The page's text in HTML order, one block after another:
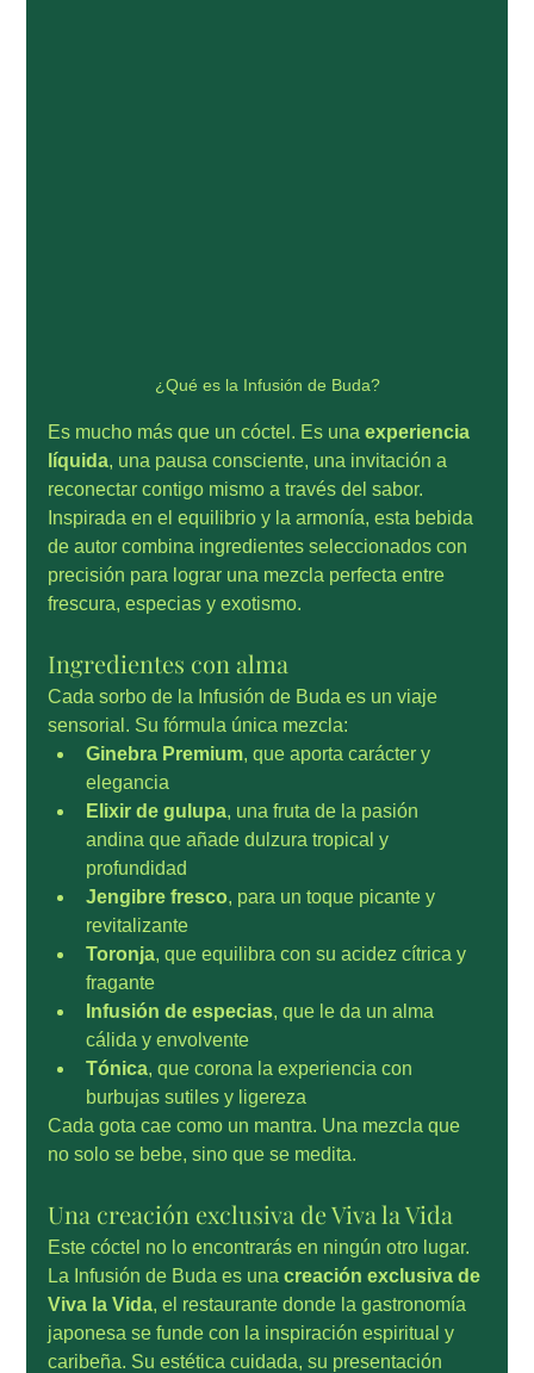
¿Qué es la Infusión de Buda?
Es mucho más que un cóctel. Es una experiencia
líquida, una pausa consciente, una invitación a
reconectar contigo mismo a través del sabor.
Inspirada en el equilibrio y la armonía, esta bebida
de autor combina ingredientes seleccionados con
precisión para lograr una mezcla perfecta entre
frescura, especias y exotismo.
Ingredientes con alma
Cada sorbo de la Infusión de Buda es un viaje
sensorial. Su fórmula única mezcla:
Ginebra Premium, que aporta carácter y
elegancia
Elixir de gulupa, una fruta de la pasión
andina que añade dulzura tropical y
profundidad
Jengibre fresco, para un toque picante y
revitalizante
Toronja, que equilibra con su acidez cítrica y
fragante
Infusión de especias, que le da un alma
cálida y envolvente
Tónica, que corona la experiencia con
burbujas sutiles y ligereza
Cada gota cae como un mantra. Una mezcla que
no solo se bebe, sino que se medita.
Una creación exclusiva de Viva la Vida
Este cóctel no lo encontrarás en ningún otro lugar.
La Infusión de Buda es una creación exclusiva de
Viva la Vida, el restaurante donde la gastronomía
japonesa se funde con la inspiración espiritual y
caribeña. Su estética cuidada, su presentación